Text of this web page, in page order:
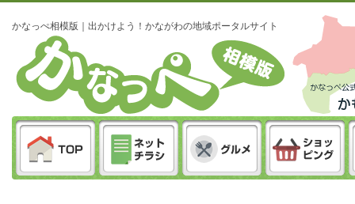
かなっぺ相模版｜出かけよう！かながわの地域ポータルサイト